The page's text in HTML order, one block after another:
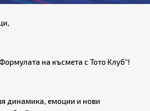
на късмета с Тото Клуб“!
динамика, емоции и нови